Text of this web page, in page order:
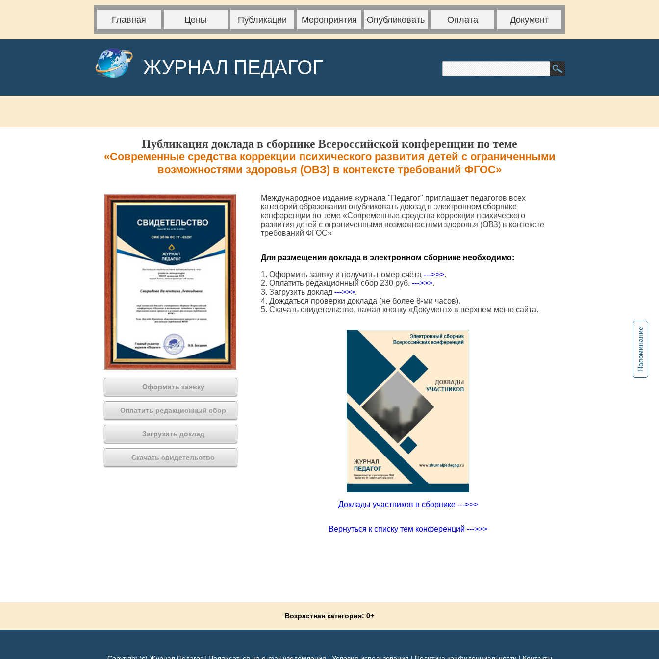
Главная Цены Публикации Мероприятия Опубликовать Оплата Документ
ЖУРНАЛ ПЕДАГОГ
Напоминание
Публикация доклада в сборнике Всероссийской конференции по теме
«Современные средства коррекции психического развития детей с ограниченными
возможностями здоровья (ОВЗ) в контексте требований ФГОС»
Оформить заявку
Оплатить редакционный сбор
Загрузить доклад
Скачать свидетельство
Международное издание журнала "Педагог" приглашает педагогов всех
категорий образования опубликовать доклад в электронном сборнике
конференции по теме «Современные средства коррекции психического
развития детей с ограниченными возможностями здоровья (ОВЗ) в контексте
требований ФГОС»
Для размещения доклада в электронном сборнике необходимо:
1. Оформить заявку и получить номер счёта --->>>.
2. Оплатить редакционный сбор 230 руб. --->>>.
3. Загрузить доклад --->>>.
4. Дождаться проверки доклада (не более 8-ми часов).
5. Скачать свидетельство, нажав кнопку «Документ» в верхнем меню сайта.
Доклады участников в сборнике --->>>
Вернуться к списку тем конференций --->>>
Возрастная категория: 0+